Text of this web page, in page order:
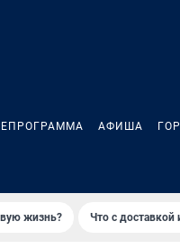
АФИША
жизнь? Что с доставкой